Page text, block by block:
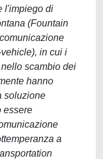
l'impiego di
(Fountain
in cui i
scambio dei
hanno
soluzione
essere
a